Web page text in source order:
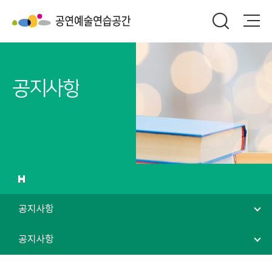
공지사항
공지사항
공지사항